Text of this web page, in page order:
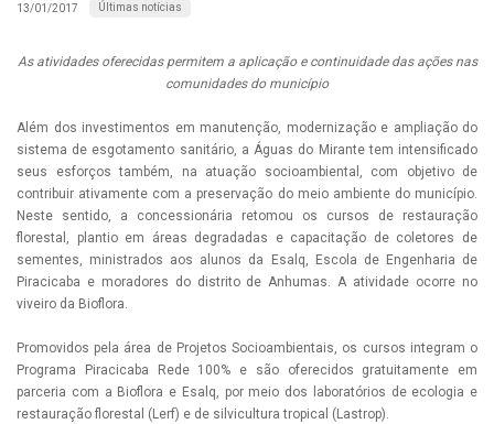
13/01/2017 Últimas notícias
As atividades oferecidas permitem a aplicação e continuidade das ações nas
comunidades do município
Além dos investimentos em manutenção, modernização e ampliação do
sistema de esgotamento sanitário, a Águas do Mirante tem intensificado
seus esforços também, na atuação socioambiental, com objetivo de
contribuir ativamente com a preservação do meio ambiente do município.
Neste sentido, a concessionária retomou os cursos de restauração
florestal, plantio em áreas degradadas e capacitação de coletores de
sementes, ministrados aos alunos da Esalq, Escola de Engenharia de
Piracicaba e moradores do distrito de Anhumas. A atividade ocorre no
viveiro da Bioflora.
Promovidos pela área de Projetos Socioambientais, os cursos integram o
Programa Piracicaba Rede 100% e são oferecidos gratuitamente em
parceria com a Bioflora e Esalq, por meio dos laboratórios de ecologia e
restauração florestal (Lerf) e de silvicultura tropical (Lastrop).